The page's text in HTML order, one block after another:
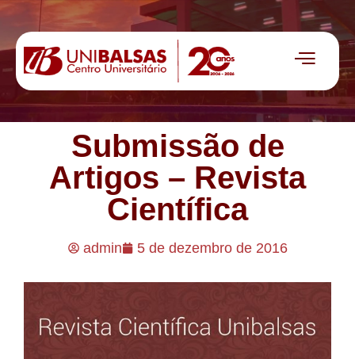
Submissão de
Artigos – Revista
Científica
admin 5 de dezembro de 2016